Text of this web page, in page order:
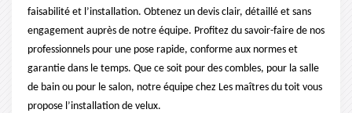
faisabilité et l’installation. Obtenez un devis clair, détaillé et sans
engagement auprès de notre équipe. Profitez du savoir-faire de nos
professionnels pour une pose rapide, conforme aux normes et
garantie dans le temps. Que ce soit pour des combles, pour la salle
de bain ou pour le salon, notre équipe chez Les maîtres du toit vous
propose l’installation de velux.